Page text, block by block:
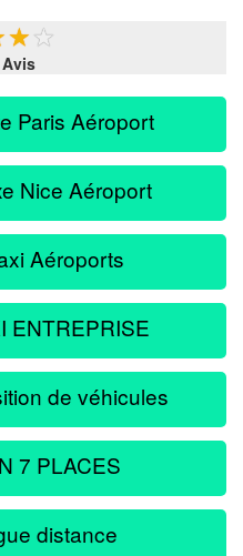
★ ★
Avis
Paris Aéroport
Nice Aéroport
Aéroports
ENTREPRISE
de véhicules
7 PLACES
distance